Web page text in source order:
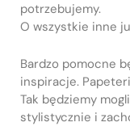
potrzebujemy.
O wszystkie inne
Bardzo pomocne
inspiracje.
Tak będziemy
stylistycznie i